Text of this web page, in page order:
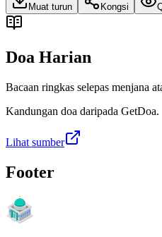
Muat turun Kongsi
Doa Harian
Bacaan ringkas selepas menjana
Kandungan doa daripada GetDoa.
Lihat sumber
Footer